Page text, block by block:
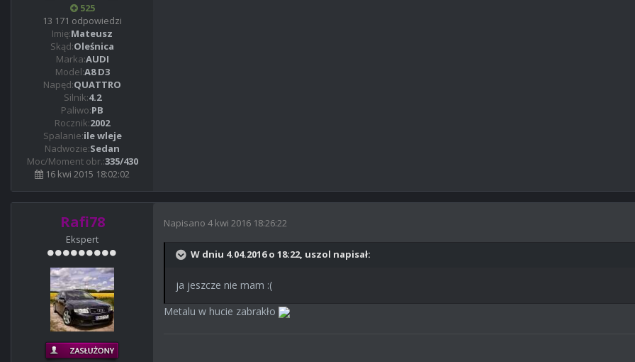
525
13 171 odpowiedzi
Imię:Mateusz
Skąd:Oleśnica
Marka:AUDI
Model:A8 D3
Napęd:QUATTRO
Silnik:4.2
Paliwo:PB
Rocznik:2002
Spalanie:ile wleje
Nadwozie:Sedan
Moc/Moment obr.:335/430
16 kwi 2015 18:02:02
Rafi78
Ekspert
Napisano 4 kwi 2016 18:26:22
W dniu 4.04.2016 o 18:22, uszol napisał:
ja jeszcze nie mam :(
Metalu w hucie zabrakło